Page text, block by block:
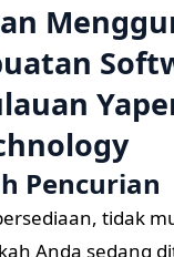
Pencurian
tidak
Anda sedang